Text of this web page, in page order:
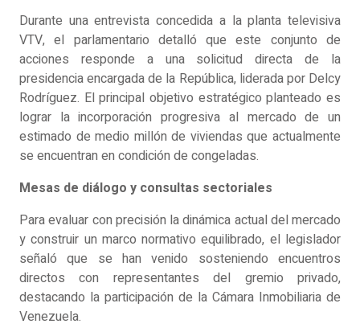
Durante una entrevista concedida a la planta televisiva
VTV, el parlamentario detalló que este conjunto de
acciones responde a una solicitud directa de la
presidencia encargada de la República, liderada por Delcy
Rodríguez. El principal objetivo estratégico planteado es
lograr la incorporación progresiva al mercado de un
estimado de medio millón de viviendas que actualmente
se encuentran en condición de congeladas.
Mesas de diálogo y consultas sectoriales
Para evaluar con precisión la dinámica actual del mercado
y construir un marco normativo equilibrado, el legislador
señaló que se han venido sosteniendo encuentros
directos con representantes del gremio privado,
destacando la participación de la Cámara Inmobiliaria de
Venezuela.